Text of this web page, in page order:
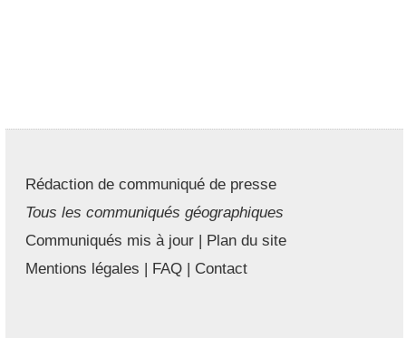
Rédaction de communiqué de presse
Tous les communiqués géographiques
Communiqués mis à jour | Plan du site
Mentions légales | FAQ | Contact